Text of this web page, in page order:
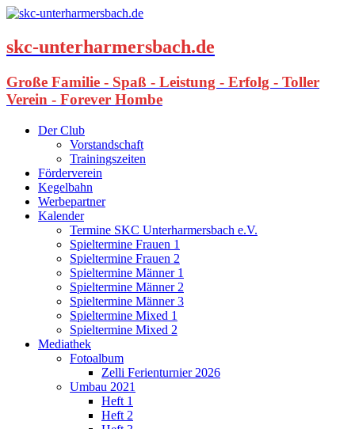
skc-unterharmersbach.de
Große Familie - Spaß - Leistung - Erfolg - Toller
Verein - Forever Hombe
Der Club
Vorstandschaft
Trainingszeiten
Förderverein
Kegelbahn
Werbepartner
Kalender
Termine SKC Unterharmersbach e.V.
Spieltermine Frauen 1
Spieltermine Frauen 2
Spieltermine Männer 1
Spieltermine Männer 2
Spieltermine Männer 3
Spieltermine Mixed 1
Spieltermine Mixed 2
Mediathek
Fotoalbum
Zelli Ferienturnier 2026
Umbau 2021
Heft 1
Heft 2